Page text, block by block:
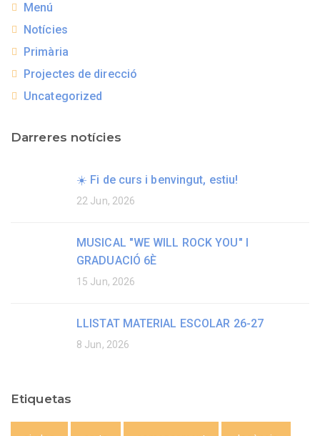
Menú
Notícies
Primària
Projectes de direcció
Uncategorized
Darreres notícies
☀️ Fi de curs i benvingut, estiu!
22 Jun, 2026
MUSICAL "WE WILL ROCK YOU" I
GRADUACIÓ 6È
15 Jun, 2026
LLISTAT MATERIAL ESCOLAR 26-27
8 Jun, 2026
Etiquetas